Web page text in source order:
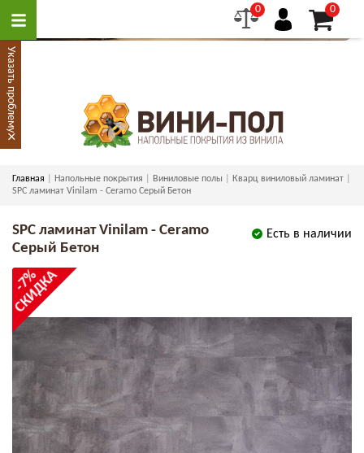
0 0
Главная Напольные покрытия Виниловые полы
Кварц виниловый ламинат
SPC ламинат Vinilam - Ceramo Серый Бетон
Есть в наличии
SPC ламинат Vinilam - Ceramo
Серый Бетон
-7%
СКИДКА
Указать проблему
×